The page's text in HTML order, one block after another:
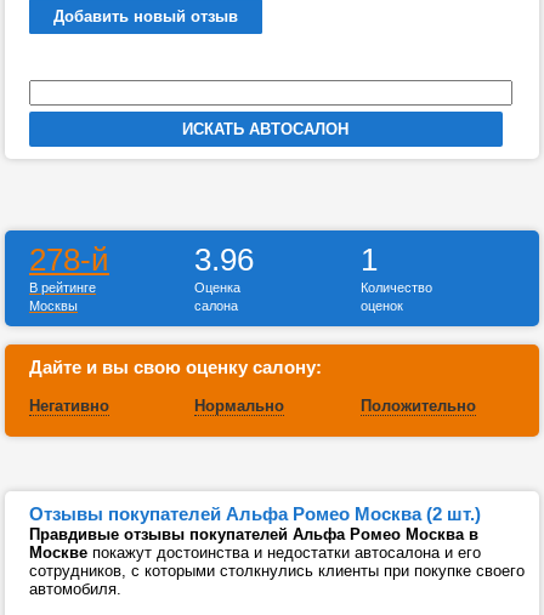
Добавить новый отзыв
278-й
В рейтинге
Москвы
3.96
Оценка
салона
1
Количество
оценок
Дайте и вы свою оценку салону:
Негативно Нормально Положительно
Отзывы покупателей Альфа Ромео Москва (2 шт.)
Правдивые отзывы покупателей Альфа Ромео Москва в
Москве покажут достоинства и недостатки автосалона и его
сотрудников, с которыми столкнулись клиенты при покупке своего
автомобиля.